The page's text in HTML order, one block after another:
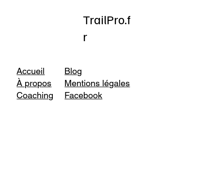
TrailPro.f
r
Accueil
À propos
Coaching
Blog
Mentions légales
Facebook